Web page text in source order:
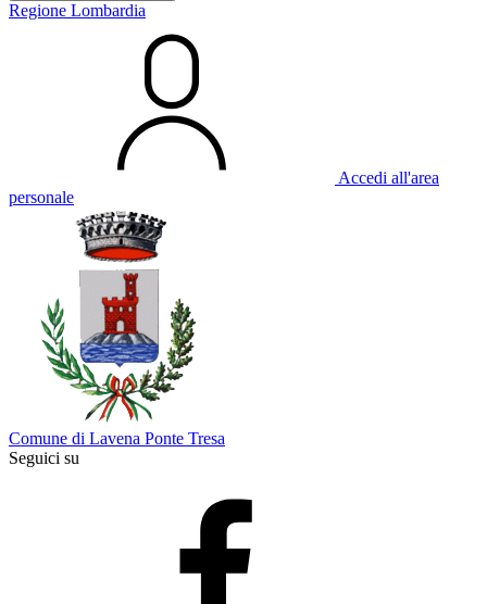
Regione Lombardia
Accedi all'area
personale
Comune di Lavena Ponte Tresa
Seguici su